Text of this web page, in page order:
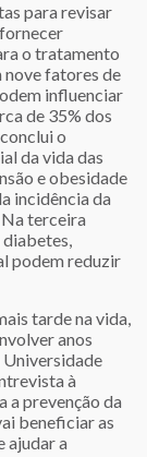
para revisar
o tratamento
nove fatores de
influenciar
de 35% dos
o
da vida das
e obesidade
incidência da
Na terceira
diabetes,
podem reduzir
tarde na vida,
anos
à
a prevenção da
beneficiar as
ajudar a